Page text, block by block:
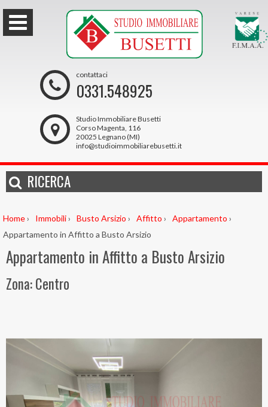
contattaci
0331.548925
Studio Immobiliare Busetti
Corso Magenta, 116
20025 Legnano (MI)
info@studioimmobiliarebusetti.it
RICERCA
Home› Immobili› Busto Arsizio › Affitto › Appartamento ›
Appartamento in Affitto a Busto Arsizio
Appartamento in Affitto a Busto Arsizio
Zona: Centro